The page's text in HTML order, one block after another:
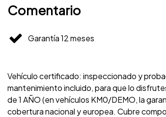
Comentario
Garantía 12 meses
Vehículo certificado: inspeccionado y
mantenimiento incluido, para que lo
de 1 AÑO (en vehículos KM0/DEMO, la
cobertura nacional y europea. Cubre